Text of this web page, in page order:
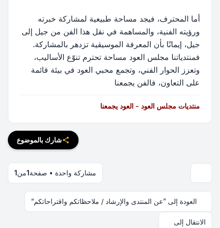
أما المحترف، فيجد مساحة طبيعية لمشاركة خبرته
ورؤيته الفنية، والمساهمة في نقل هذا الفن من جيل إلى
جيل، إيمانًا بأن المعرفة الموسيقية تزدهر بالمشاركة.
فمنتدياتنا مجلس العود مساحة تحترم تنوّع الأساليب،
وتعزز الحوار الفني، وتجمع محبي العود في بيئة قائمة
على التعاون، فالفن يجمعنا
منتديات مجلس العود - العود يجمعنا
شارك بالموضوع
مشاركة واحدة • صفحة1من1
العودة إلى ”عن المنتدى والإرشاد / ملاحظاتكم واقتراحاتكم“
الانتقال إلى